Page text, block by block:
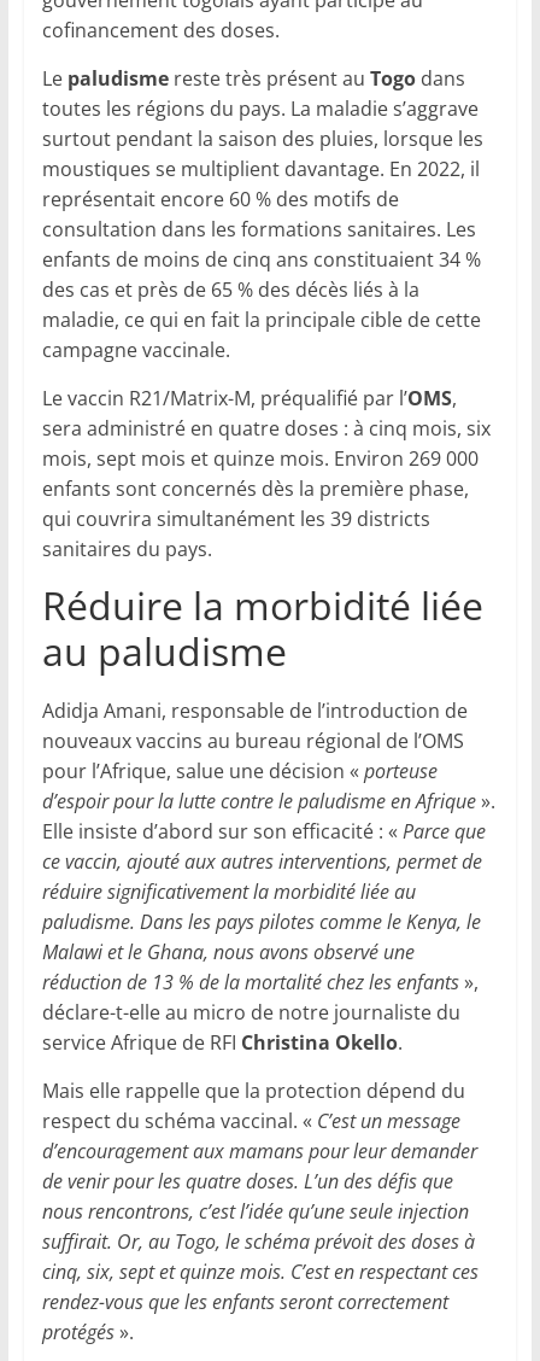
cofinancement des doses.
Le paludismereste très présent au Togodans
toutes les régions du pays. La maladie s’aggrave
surtout pendant la saison des pluies, lorsque les
moustiques se multiplient davantage. En 2022, il
représentait encore 60 % des motifs de
consultation dans les formations sanitaires. Les
enfants de moins de cinq ans constituaient 34 %
des cas et près de 65 % des décès liés à la
maladie, ce qui en fait la principale cible de cette
campagne vaccinale.
Le vaccin R21/Matrix-M, préqualifié par l’OMS,
sera administré en quatre doses : à cinq mois, six
mois, sept mois et quinze mois. Environ 269 000
enfants sont concernés dès la première phase,
qui couvrira simultanément les 39 districts
sanitaires du pays.
Réduire la morbidité liée
au paludisme
Adidja Amani, responsable de l’introduction de
nouveaux vaccins au bureau régional de l’OMS
pour l’Afrique, salue une décision « porteuse
d’espoir pour la lutte contre le paludisme en Afrique».
Elle insiste d’abord sur son efficacité : « Parce que
ce vaccin, ajouté aux autres interventions, permet de
réduire significativement la morbidité liée au
paludisme. Dans les pays pilotes comme le Kenya, le
Malawi et le Ghana, nous avons observé une
réduction de 13 % de la mortalité chez les enfants»,
déclare-t-elle au micro de notre journaliste du
service Afrique de RFI Christina Okello.
Mais elle rappelle que la protection dépend du
respect du schéma vaccinal. « C’est un message
d’encouragement aux mamans pour leur demander
de venir pour les quatre doses. L’un des défis que
nous rencontrons, c’est l’idée qu’une seule injection
suffirait. Or, au Togo, le schéma prévoit des doses à
cinq, six, sept et quinze mois. C’est en respectant ces
rendez-vous que les enfants seront correctement
protégés».